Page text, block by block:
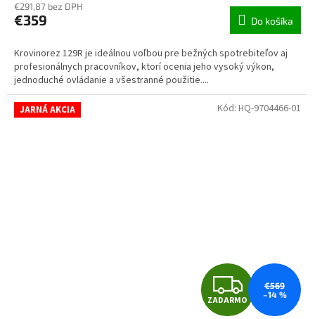
€291,87 bez DPH
€359 Do košíka
Krovinorez 129R je ideálnou voľbou pre bežných spotrebiteľov aj
profesionálnych pracovníkov, ktorí ocenia jeho vysoký výkon,
jednoduché ovládanie a všestranné použitie....
JARNÁ AKCIA
ZADARMO
€569
–14 %
Kód: HQ-9704466-01